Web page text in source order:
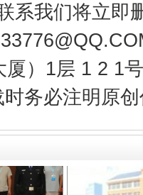
系我们将立即
厦）1层 1 2 1
务必注明原